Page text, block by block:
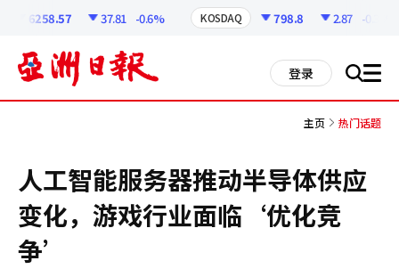
6258.57 37.81 -0.6% KOSDAQ 798.8 2.87 -0.36%
登录 搜 all
主页 热门话题
人工智能服务器推动半导体供应
变化，游戏行业面临‘优化竞
争’